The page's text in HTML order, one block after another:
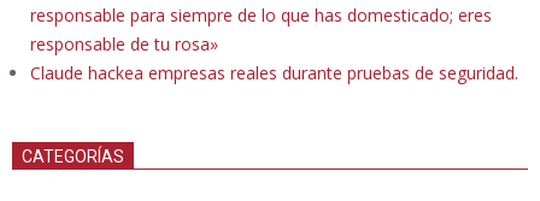
responsable para siempre de lo que has domesticado; eres
responsable de tu rosa»
Claude hackea empresas reales durante pruebas de seguridad.
CATEGORÍAS